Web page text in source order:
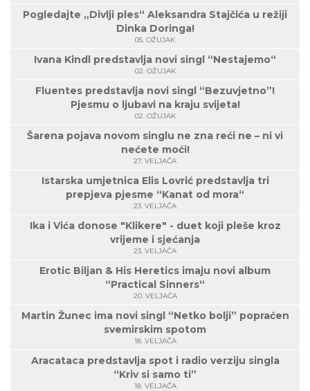
Pogledajte „Divlji ples“ Aleksandra Stajčića u režiji
Dinka Doringa!
05. OŽUJAK
Ivana Kindl predstavlja novi singl “Nestajemo“
02. OŽUJAK
Fluentes predstavlja novi singl “Bezuvjetno”!
Pjesmu o ljubavi na kraju svijeta!
02. OŽUJAK
Šarena pojava novom singlu ne zna reći ne – ni vi
nećete moći!
27. VELJAČA
Istarska umjetnica Elis Lovrić predstavlja tri
prepjeva pjesme “Kanat od mora“
23. VELJAČA
Ika i Vića donose "Klikere" - duet koji pleše kroz
vrijeme i sjećanja
23. VELJAČA
Erotic Biljan & His Heretics imaju novi album
“Practical Sinners“
20. VELJAČA
Martin Žunec ima novi singl “Netko bolji” popraćen
svemirskim spotom
18. VELJAČA
Aracataca predstavlja spot i radio verziju singla
“Kriv si samo ti”
18. VELJAČA